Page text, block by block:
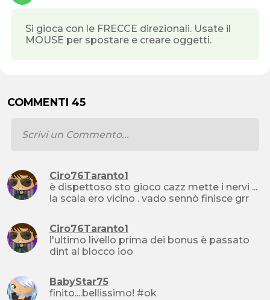
Si gioca con le FRECCE direzionali. Usate il
MOUSE per spostare e creare oggetti.
COMMENTI 45
Ciro76Taranto1
è dispettoso sto gioco cazz mette i nervi ...
la scala ero vicino . vado sennò finisce grr
Ciro76Taranto1
l'ultimo livello prima dei bonus è passato
dint al blocco ioo
BabyStar75
finito....bellissimo! #ok